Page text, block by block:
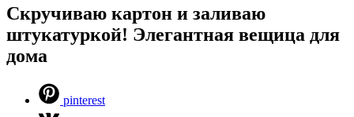
Скручиваю картон и заливаю
штукатуркой! Элегантная вещица для
дома
pinterest